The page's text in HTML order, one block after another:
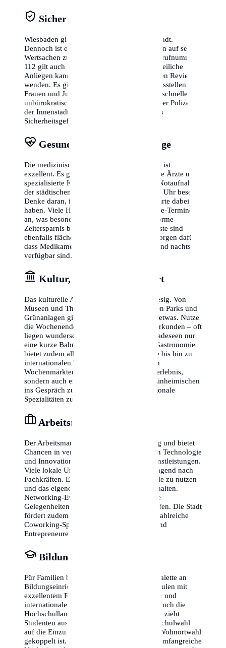
Sicherheit & Notrufe
Wiesbaden gilt allgemein als sehr sichere Stadt.
Dennoch ist es ratsam, in belebten Gegenden auf seine
Wertsachen zu achten. Die europaweite Notrufnummer
112 gilt auch hier. Für nicht dringende polizeiliche
Anliegen kannst du dich direkt an die lokalen Reviere
wenden. Es gibt zudem zahlreiche Beratungsstellen für
Frauen und Jugendliche, die im Bedarfsfall schnelle und
unbürokratische Hilfe leisten. Die Präsenz der Polizei in
der Innenstadt sorgt für ein zusätzlich hohes
Sicherheitsgefühl bei Tag und Nacht.
Gesundheitswesen & Vorsorge
Die medizinische Versorgung in Wiesbaden ist
exzellent. Es gibt zahlreiche niedergelassene Ärzte und
spezialisierte Kliniken. In Notfällen ist die Notaufnahme
der städtischen Krankenhäuser rund um die Uhr besetzt.
Denke daran, immer deine Versicherungskarte dabei zu
haben. Viele Hausärzte bieten zudem Online-Termine
an, was besonders für Berufstätige eine enorme
Zeitersparnis bedeutet. Apotheken-Notdienste sind
ebenfalls flächendeckend organisiert und sorgen dafür,
dass Medikamente auch am Wochenende und nachts
verfügbar sind.
Kultur, Freizeit & Lebensart
Das kulturelle Angebot in Wiesbaden ist riesig. Von
Museen und Theatern bis hin zu zahlreichen Parks und
Grünanlagen gibt es für jeden Geschmack etwas. Nutze
die Wochenenden, um die Umgebung zu erkunden – oft
liegen wunderschöne Wanderwege oder Badeseen nur
eine kurze Bahnfahrt entfernt. Die lokale Gastronomie
bietet zudem alles von traditioneller Küche bis hin zu
internationalen Trends. Ein Besuch auf den
Wochenmärkten ist nicht nur ein Einkaufserlebnis,
sondern auch eine tolle Möglichkeit, mit Einheimischen
ins Gespräch zu kommen und frische, regionale
Spezialitäten zu entdecken.
Arbeitsmarkt & Karriere
Der Arbeitsmarkt in Wiesbaden ist vielfältig und bietet
Chancen in verschiedensten Branchen, von Technologie
und Innovation bis hin zu Handel und Dienstleistungen.
Viele lokale Unternehmen suchen händeringend nach
Fachkräften. Es lohnt sich, lokale Jobportale zu nutzen
und das eigene LinkedIn-Profil aktuell zu halten.
Networking-Events und Messen sind ideale
Gelegenheiten, um erste Kontakte zu knüpfen. Die Stadt
fördert zudem gezielt Start-ups und bietet zahlreiche
Coworking-Spaces für digitale Nomaden und
Entrepreneure an.
Bildung & Schulen
Für Familien bietet Wiesbaden eine breite Palette an
Bildungseinrichtungen. Von staatlichen Schulen mit
exzellentem Ruf bis hin zu privaten Trägern und
internationalen Schulen ist alles vertreten. Auch die
Hochschullandschaft ist beeindruckend und zieht
Studenten aus aller Welt an. Achte bei der Schulwahl
auf die Einzugsgebiete, da dies oft mit der Wohnortwahl
gekoppelt ist. Viele Schulen bieten zudem umfangreiche